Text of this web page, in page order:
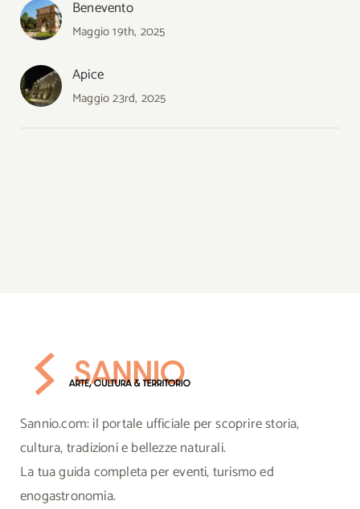
Benevento
Maggio 19th, 2025
Apice
Maggio 23rd, 2025
Sannio.com: il portale ufficiale per scoprire storia,
cultura, tradizioni e bellezze naturali.
La tua guida completa per eventi, turismo ed
enogastronomia.